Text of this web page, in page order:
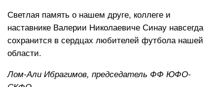
Светлая память о нашем друге, коллеге и
наставнике Валерии Николаевиче Синау навсегда
сохранится в сердцах любителей футбола нашей
области.
Лом-Али Ибрагимов, председатель ФФ ЮФО-